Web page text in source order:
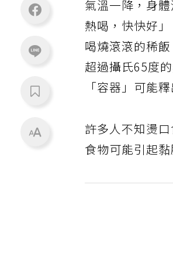
氣溫一降，身
熱喝，快快好
喝燒滾滾的稀
超過攝氏65度
「容器」可能
許多人不知燙
食物可能引起